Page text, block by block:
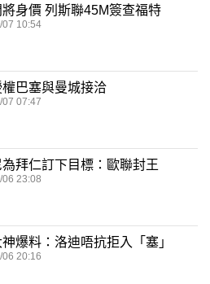
將身價 列斯聯45M簽查福特
07 10:54
巴塞與曼城接洽
07 07:47
拜仁訂下目標：歐聯封王
06 23:08
爆料：洛迪唔抗拒入「塞」
06 20:16